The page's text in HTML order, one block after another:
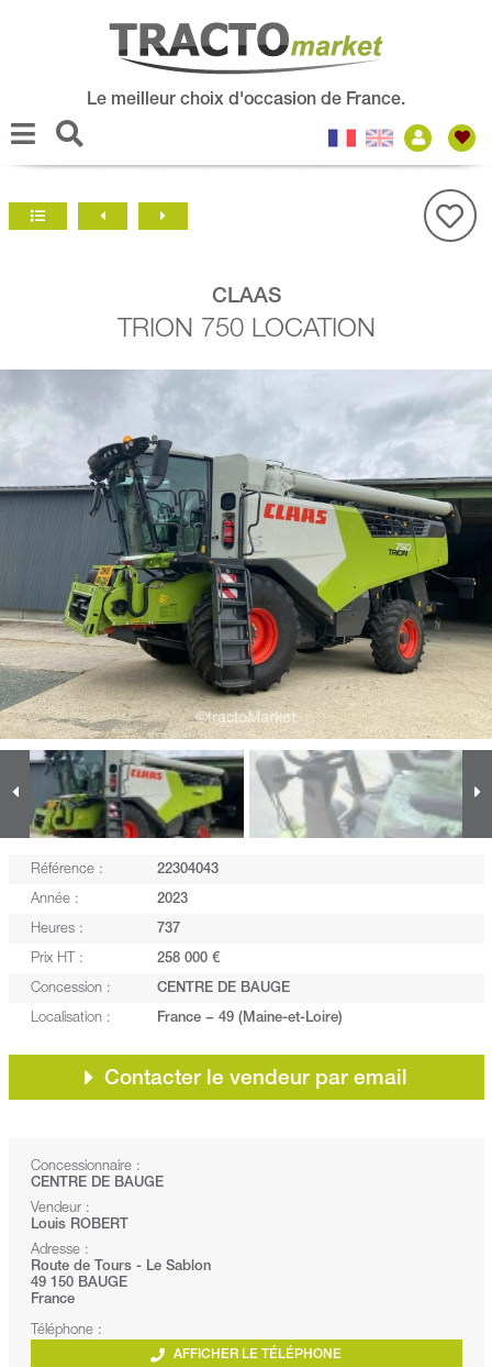
Le meilleur choix d'occasion de France.
CLAAS
TRION 750 LOCATION
Référence : 22304043
Année : 2023
Heures : 737
Prix HT : 258 000 €
Concession : CENTRE DE BAUGE
Localisation : France − 49 (Maine-et-Loire)
Contacter le vendeur par email
Concessionnaire :
CENTRE DE BAUGE
Vendeur :
Louis ROBERT
Adresse :
Route de Tours - Le Sablon
49 150 BAUGE
France
Téléphone :
AFFICHER LE TÉLÉPHONE